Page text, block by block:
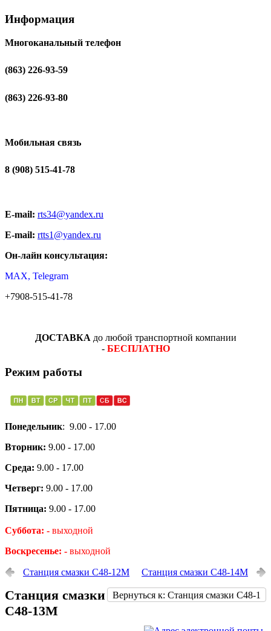
Информация
Многоканальный телефон
(863) 226-93-59
(863) 226-93-80
Мобильная связь
8 (908) 515-41-78
E-mail: rts34@yandex.ru
E-mail: rtts1@yandex.ru
Он-лайн консультация:
MAX, Telegram
+7908-515-41-78
ДОСТАВКА до любой транспортной компании
- БЕСПЛАТНО
Режим работы
Понедельник: 9.00 - 17.00
Вторник: 9.00 - 17.00
Среда: 9.00 - 17.00
Четверг: 9.00 - 17.00
Пятница: 9.00 - 17.00
Суббота: - выходной
Воскресенье: - выходной
Станция смазки С48-12М Станция смазки С48-14М
Вернуться к: Станция смазки С48-1
Станция смазки
С48-13М